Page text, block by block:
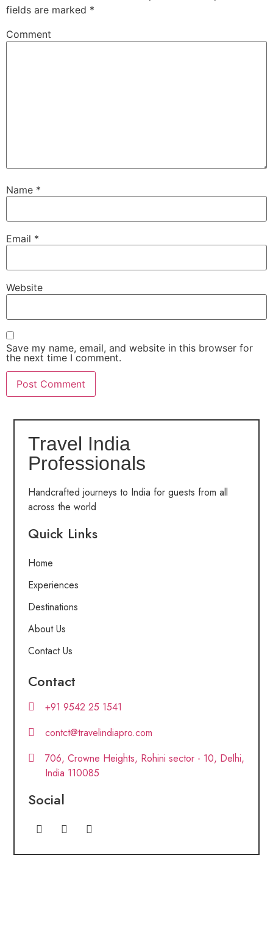
fields are marked *
Comment
Name *
Email *
Website
Save my name, email, and website in this browser for
the next time I comment.
Travel India
Professionals
Handcrafted journeys to India for guests from all
across the world
Quick Links
Home
Experiences
Destinations
About Us
Contact Us
Contact
+91 9542 25 1541
contct@travelindiapro.com
706, Crowne Heights, Rohini sector - 10, Delhi,
India 110085
Social